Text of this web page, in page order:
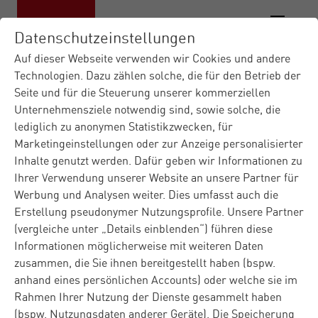
Datenschutzeinstellungen
Auf dieser Webseite verwenden wir Cookies und andere
Technologien. Dazu zählen solche, die für den Betrieb der
Seite und für die Steuerung unserer kommerziellen
Unternehmensziele notwendig sind, sowie solche, die
lediglich zu anonymen Statistikzwecken, für
Marketingeinstellungen oder zur Anzeige personalisierter
Inhalte genutzt werden. Dafür geben wir Informationen zu
Ihrer Verwendung unserer Website an unsere Partner für
Werbung und Analysen weiter. Dies umfasst auch die
Erstellung pseudonymer Nutzungsprofile. Unsere Partner
(vergleiche unter „Details einblenden“) führen diese
Informationen möglicherweise mit weiteren Daten
zusammen, die Sie ihnen bereitgestellt haben (bspw.
anhand eines persönlichen Accounts) oder welche sie im
Rahmen Ihrer Nutzung der Dienste gesammelt haben
(bspw. Nutzungsdaten anderer Geräte). Die Speicherung
Materna IT-Dienstleister| Branchen|
Agrarwirtschaft|Was ist AgIN
Worum geht es beim
Common Connector
der
Datenrauminitiative
„AgIN“?
Die Agricultural Electronics Foundation (AEF)